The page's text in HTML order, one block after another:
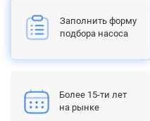
Заполнить форму
подбора насоса
Более 15-ти лет
на рынке